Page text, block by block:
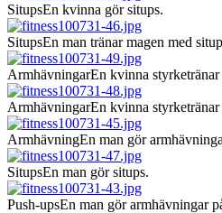
SitupsEn kvinna gör situps.
SitupsEn man tränar magen med
ArmhävningarEn kvinna
ArmhävningarEn kvinna
ArmhävningEn man gör
SitupsEn man gör situps.
Push-upsEn man gör armhävningar